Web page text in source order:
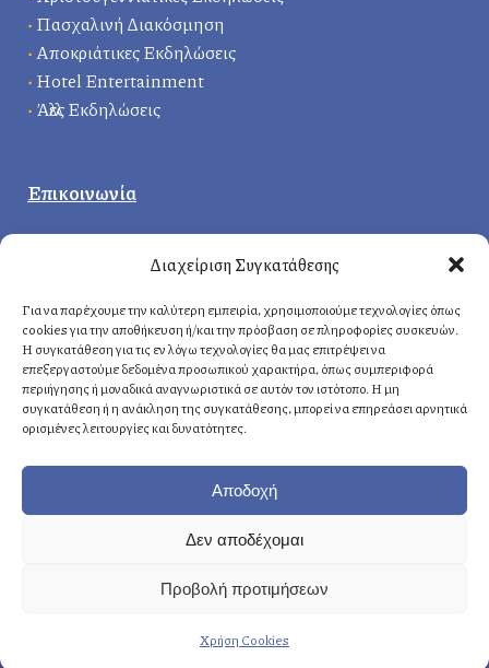
Διαχείριση Συγκατάθεσης
Για να παρέχουμε την καλύτερη εμπειρία, χρησιμοποιούμε τεχνολογίες όπως
cookies για την αποθήκευση ή/και την πρόσβαση σε πληροφορίες συσκευών.
Η συγκατάθεση για τις εν λόγω τεχνολογίες θα μας επιτρέψει να
επεξεργαστούμε δεδομένα προσωπικού χαρακτήρα, όπως συμπεριφορά
περιήγησης ή μοναδικά αναγνωριστικά σε αυτόν τον ιστότοπο. Η μη
συγκατάθεση ή η ανάκληση της συγκατάθεσης, μπορεί να επηρεάσει αρνητικά
ορισμένες λειτουργίες και δυνατότητες.
Αποδοχή
Δεν αποδέχομαι
Προβολή προτιμήσεων
Χρήση Cookies
• Πασχαλινή Διακόσμηση
•Αποκριάτικες Εκδηλώσεις
• Hotel Entertainment
• Άλλες Εκδηλώσεις
Επικοινωνία
Δερβενακίων 1, 14121 Ηράκλειο
Αττική, Ελλάδα
Αθήνα: +30 210 8814876
Κρήτη: +30 2810 258703
: info@fasoulides.gr
→ Προετοιμασία & οργάνωση